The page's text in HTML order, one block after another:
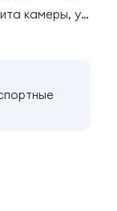
защита камеры, ударопрочный